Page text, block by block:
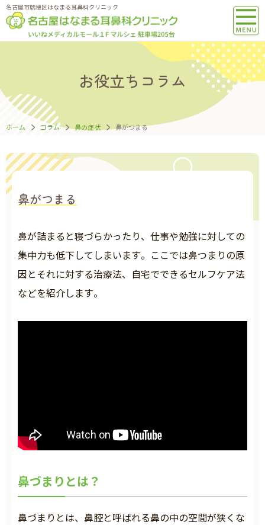
名古屋市瑞穂区はなまる耳鼻科クリニック
お役立ちコラム
ホーム コラム 鼻の症状 鼻がつまる
鼻がつまる
鼻が詰まると寝づらかったり、仕事や勉強に対しての
集中力も低下してしまいます。ここでは鼻つまりの原
因とそれに対する治療法、自宅でできるセルフケア法
などを紹介します。
鼻づまりとは？
鼻づまりとは、鼻腔と呼ばれる鼻の中の空間が狭くな